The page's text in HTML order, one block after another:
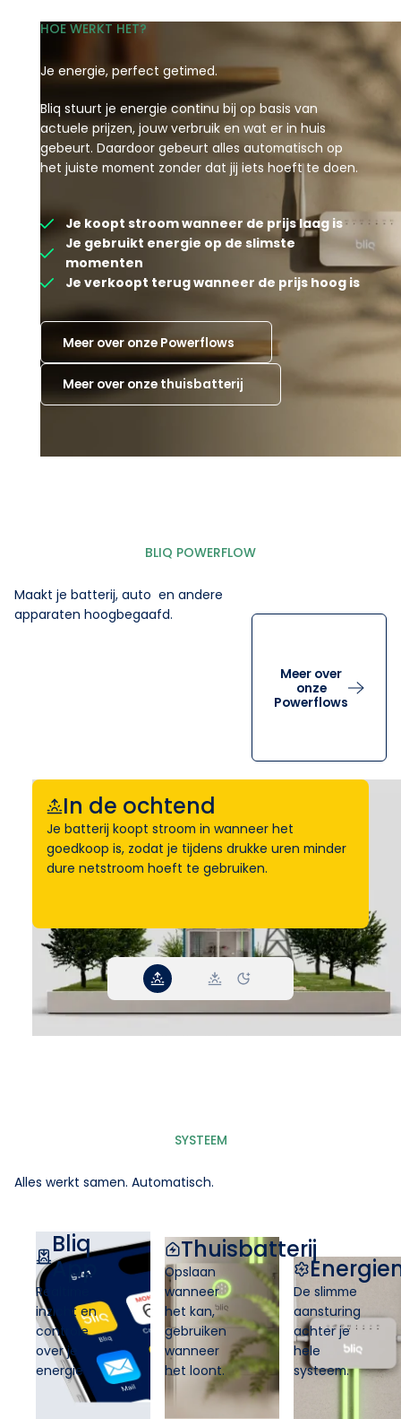
HOE WERKT HET?
Je energie, perfect getimed.
Bliq stuurt je energie continu bij op basis van
actuele prijzen, jouw verbruik en wat er in huis
gebeurt. Daardoor gebeurt alles automatisch op
het juiste moment zonder dat jij iets hoeft te doen.
Je koopt stroom wanneer de prijs laag is
Je gebruikt energie op de slimste
momenten
Je verkoopt terug wanneer de prijs hoog is
Meer over onze Powerflows
Meer over onze thuisbatterij
BLIQ POWERFLOW
Maakt je batterij, auto en andere
apparaten hoogbegaafd.
Meer over
onze
Powerflows
In de ochtend
Je batterij koopt stroom in wanneer het
goedkoop is, zodat je tijdens drukke uren minder
dure netstroom hoeft te gebruiken.
SYSTEEM
Alles werkt samen. Automatisch.
Bliq
App
Realtime
inzicht en
controle
over je
energie
Thuisbatterij
Opslaan
wanneer
het kan,
gebruiken
wanneer
het loont.
De slimme
aansturing
achter je
hele
systeem.